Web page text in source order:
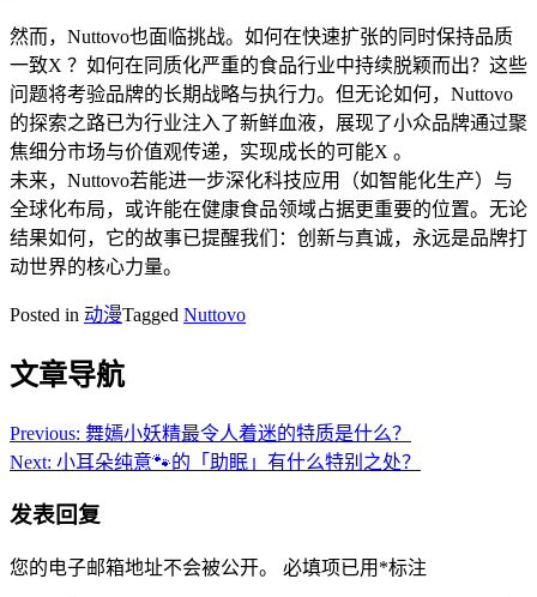
然而，Nuttovo也面临挑战。如何在快速扩张的同时保持品质
一致X ？如何在同质化严重的食品行业中持续脱颖而出？这些
问题将考验品牌的长期战略与执行力。但无论如何，Nuttovo
的探索之路已为行业注入了新鲜血液，展现了小众品牌通过聚
焦细分市场与价值观传递，实现成长的可能X 。
未来，Nuttovo若能进一步深化科技应用（如智能化生产）与
全球化布局，或许能在健康食品领域占据更重要的位置。无论
结果如何，它的故事已提醒我们：创新与真诚，永远是品牌打
动世界的核心力量。
Posted in 动漫Tagged Nuttovo
文章导航
Previous: 舞嫣小妖精最令人着迷的特质是什么？
Next: 小耳朵纯意🐾的「助眠」有什么特别之处？
发表回复
您的电子邮箱地址不会被公开。 必填项已用 *标注